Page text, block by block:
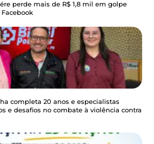
perde mais de R$ 1,8 mil em golpe
completa 20 anos e especialistas
e desafios no combate à violência contra